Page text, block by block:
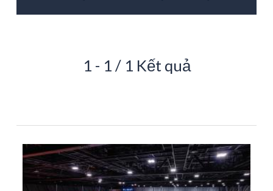
1 - 1 / 1 Kết quả